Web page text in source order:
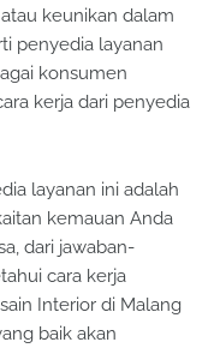
keunikan dalam
penyedia layanan
konsumen
kerja dari penyedia
layanan ini adalah
kemauan Anda
dari jawaban-
cara kerja
Interior di Malang
baik akan